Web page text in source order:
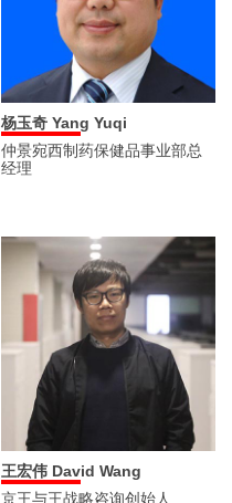
杨玉奇 Yang Yuqi
仲景宛西制药保健品事业部总
经理
王宏伟 David Wang
京王与王战略咨询创始人